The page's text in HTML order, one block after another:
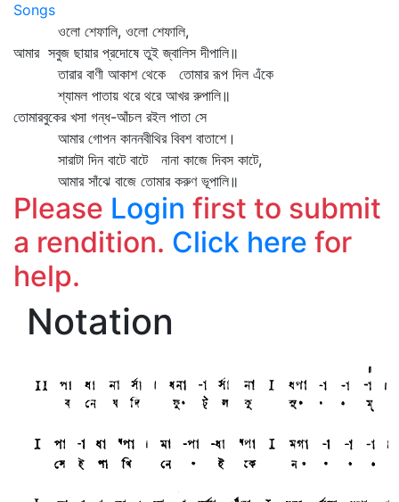
Songs
ওলো শেফালি, ওলো শেফালি,
আমার সবুজ ছায়ার প্রদোষে তুই জ্বালিস দীপালি॥
তারার বাণী আকাশ থেকে তোমার রূপ দিল এঁকে
শ্যামল পাতায় থরে থরে আখর রুপালি॥
তোমারবুকের খসা গন্ধ-আঁচল রইল পাতা সে
আমার গোপন কাননবীথির বিবশ বাতাশে।
সারাটা দিন বাটে বাটে নানা কাজে দিবস কাটে,
আমার সাঁঝে বাজে তোমার করুণ ভূপালি॥
Please Login first to submit
a rendition. Click here for
help.
Notation